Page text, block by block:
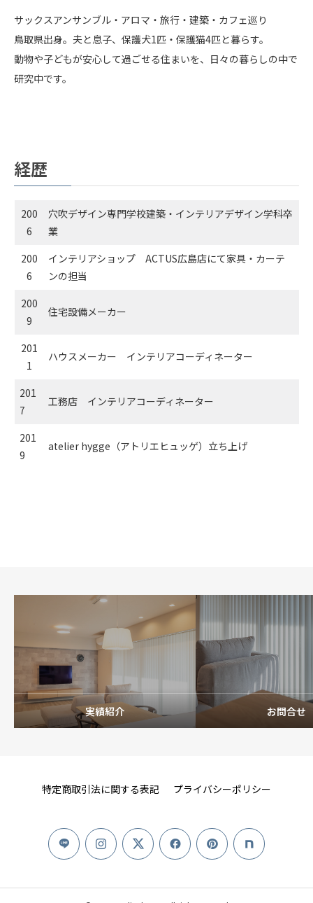
サックスアンサンブル・アロマ・旅行・建築・カフェ巡り
鳥取県出身。夫と息子、保護犬1匹・保護猫4匹と暮らす。
動物や子どもが安心して過ごせる住まいを、日々の暮らしの中で
研究中です。
経歴
200
6
穴吹デザイン専門学校建築・インテリアデザイン学科卒
業
200
6
インテリアショップ ACTUS広島店にて家具・カーテ
ンの担当
200
9
住宅設備メーカー
201
1
ハウスメーカー インテリアコーディネーター
201
7
工務店 インテリアコーディネーター
201
9
atelier hygge（アトリエヒュッゲ）立ち上げ
実績紹介 お問合せ
特定商取引法に関する表記 プライバシーポリシー